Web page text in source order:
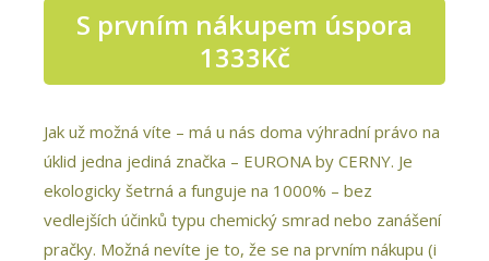
S prvním nákupem úspora
1333Kč
Jak už možná víte – má u nás doma výhradní právo na
úklid jedna jediná značka – EURONA by CERNY. Je
ekologicky šetrná a funguje na 1000% – bez
vedlejších účinků typu chemický smrad nebo zanášení
pračky. Možná nevíte je to, že se na prvním nákupu (i